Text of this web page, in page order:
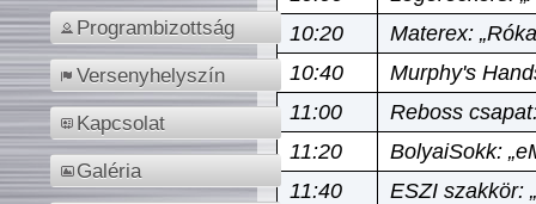
Programbizottság
Versenyhelyszín
Kapcsolat
Galéria
10:20
Materex:
10:40
Murphy's
11:00
Reboss
11:20
BolyaiSokk:
11:40
ESZI szakkör: